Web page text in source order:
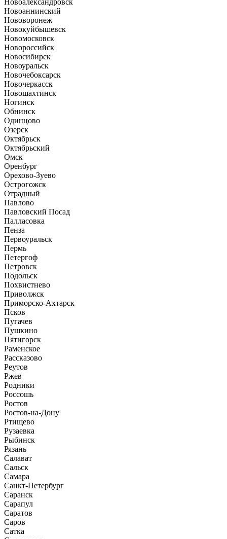
Новоалександровск
Новоаннинский
Нововоронеж
Новокуйбышевск
Новомосковск
Новороссийск
Новосибирск
Новоуральск
Новочебоксарск
Новочеркасск
Новошахтинск
Ногинск
Обнинск
Одинцово
Озерск
Октябрьск
Октябрьский
Омск
Оренбург
Орехово-Зуево
Острогожск
Отрадный
Павлово
Павловский Посад
Палласовка
Пенза
Первоуральск
Пермь
Петергоф
Петровск
Подольск
Похвистнево
Приволжск
Приморско-Ахтарск
Псков
Пугачев
Пушкино
Пятигорск
Раменское
Рассказово
Реутов
Ржев
Родники
Россошь
Ростов
Ростов-на-Дону
Ртищево
Рузаевка
Рыбинск
Рязань
Салават
Сальск
Самара
Санкт-Петербург
Саранск
Сарапул
Саратов
Саров
Сатка